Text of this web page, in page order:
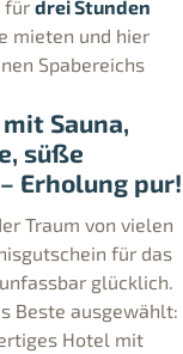
für drei Stunden
mieten und hier
Spabereichs
Sauna,
süße
Erholung pur!
Traum von vielen
für das
glücklich.
Beste ausgewählt:
Hotel mit